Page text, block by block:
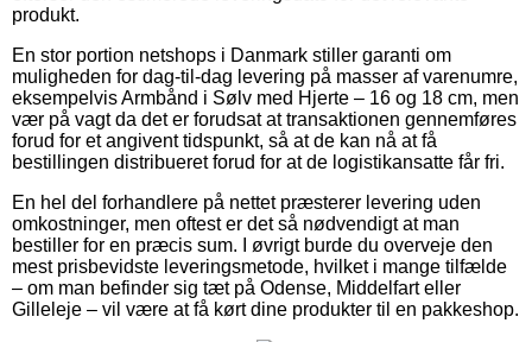
produkt.
En stor portion netshops i Danmark stiller garanti om
muligheden for dag-til-dag levering på masser af varenumre,
eksempelvis Armbånd i Sølv med Hjerte – 16 og 18 cm, men
vær på vagt da det er forudsat at transaktionen gennemføres
forud for et angivent tidspunkt, så at de kan nå at få
bestillingen distribueret forud for at de logistikansatte får fri.
En hel del forhandlere på nettet præsterer levering uden
omkostninger, men oftest er det så nødvendigt at man
bestiller for en præcis sum. I øvrigt burde du overveje den
mest prisbevidste leveringsmetode, hvilket i mange tilfælde
– om man befinder sig tæt på Odense, Middelfart eller
Gilleleje – vil være at få kørt dine produkter til en pakkeshop.